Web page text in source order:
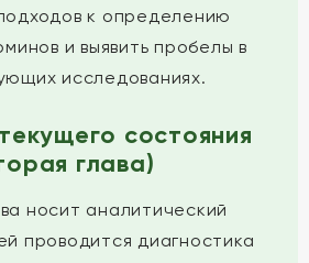
к определению
и выявить пробелы в
исследованиях.
состояния
глава)
носит аналитический
проводится диагностика